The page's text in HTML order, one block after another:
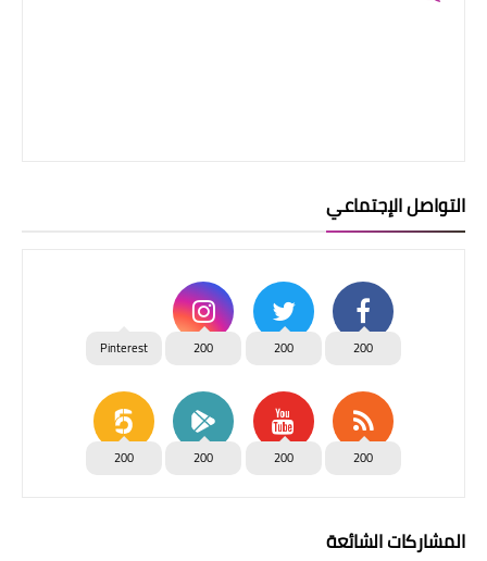
التواصل الإجتماعي
200
200
200
Pinterest
200
200
200
200
المشاركات الشائعة